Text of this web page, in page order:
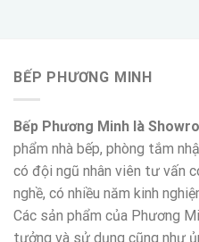
BẾP PHƯƠNG MINH
Bếp Phương Minh là
phẩm nhà bếp, phòng tắm
có đội ngũ nhân viên tư vấn
nghề, có nhiều năm kinh
Các sản phẩm của Phương
tưởng và sử dụng cũng như